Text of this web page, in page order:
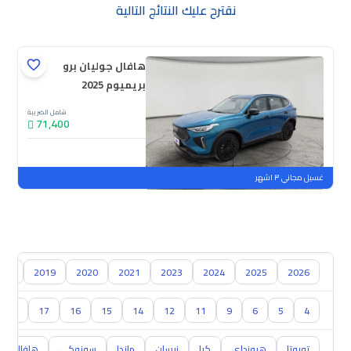
نقترح عليك النتائج التالية
هافال جوليان برو
بريميوم 2025
شامل الضريبة
71,400
جديدة
ملوحة
غسيل مجاني ٣ اشهر
2026
2025
2024
2023
2021
2020
2019
4
5
6
9
11
12
14
15
16
17